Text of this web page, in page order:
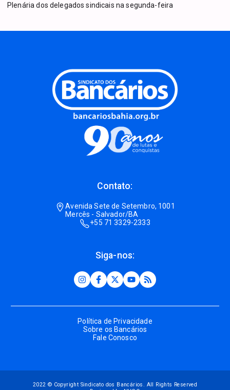
Plenária dos delegados sindicais na segunda-feira
Contato:
Avenida Sete de Setembro, 1001
Mercês - Salvador/BA
+55 71 3329-2333
Siga-nos:
Política de Privacidade
Sobre os Bancários
Fale Conosco
2022 © Copyright Sindicato dos Bancários. All Rights Reserved